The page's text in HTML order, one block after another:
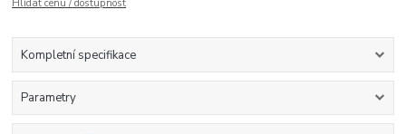
Hlídat cenu / dostupnost
Kompletní specifikace
Parametry